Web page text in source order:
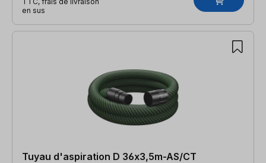
en sus
Tuyau d'aspiration D 36x3,5m-AS/CT